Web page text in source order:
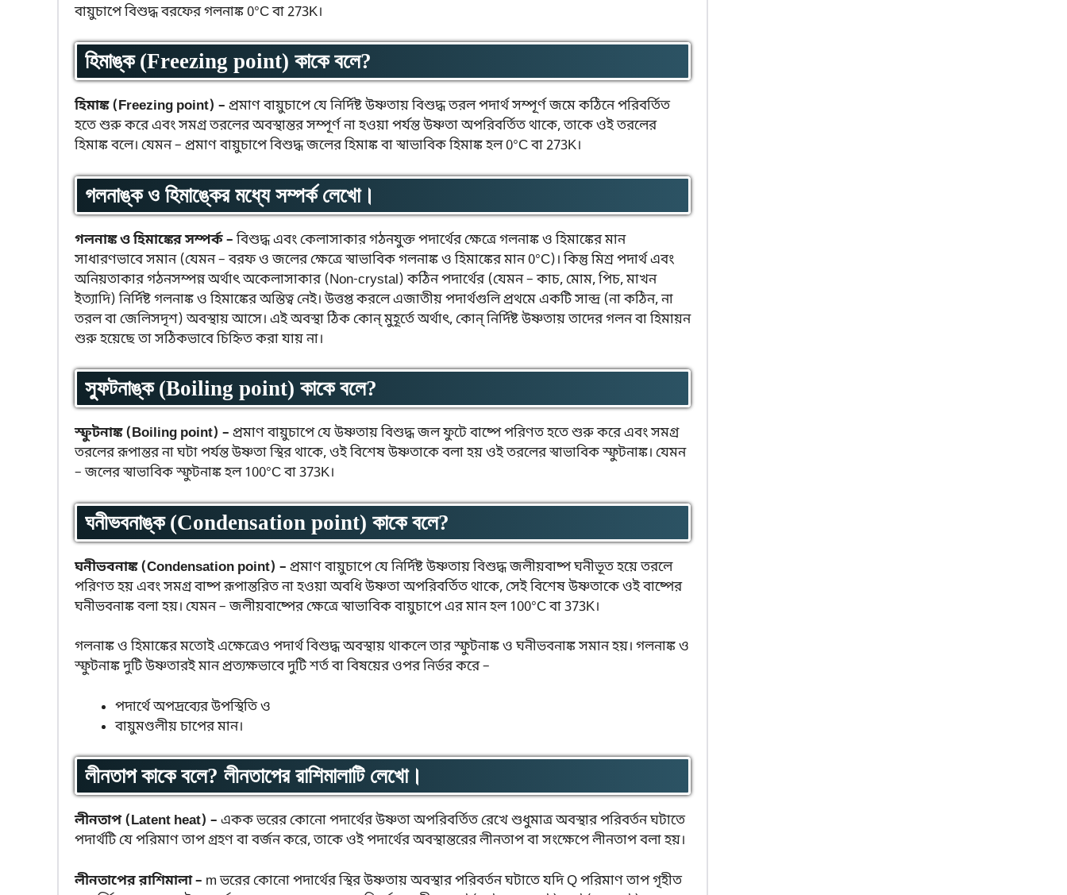
বায়ুচাপে বিশুদ্ধ বরফের গলনাঙ্ক 0°C বা 273K।
হিমাঙ্ক (Freezing point) কাকে বলে?
হিমাঙ্ক (Freezing point) – প্রমাণ বায়ুচাপে যে নির্দিষ্ট উষ্ণতায় বিশুদ্ধ তরল পদার্থ সম্পূর্ণ জমে কঠিনে পরিবর্তিত
হতে শুরু করে এবং সমগ্র তরলের অবস্থান্তর সম্পূর্ণ না হওয়া পর্যন্ত উষ্ণতা অপরিবর্তিত থাকে, তাকে ওই তরলের
হিমাঙ্ক বলে। যেমন – প্রমাণ বায়ুচাপে বিশুদ্ধ জলের হিমাঙ্ক বা স্বাভাবিক হিমাঙ্ক হল 0°C বা 273K।
গলনাঙ্ক ও হিমাঙ্কের মধ্যে সম্পর্ক লেখো।
গলনাঙ্ক ও হিমাঙ্কের সম্পর্ক –বিশুদ্ধ এবং কেলাসাকার গঠনযুক্ত পদার্থের ক্ষেত্রে গলনাঙ্ক ও হিমাঙ্কের মান
সাধারণভাবে সমান (যেমন – বরফ ও জলের ক্ষেত্রে স্বাভাবিক গলনাঙ্ক ও হিমাঙ্কের মান 0°C)। কিন্তু মিশ্র পদার্থ এবং
অনিয়তাকার গঠনসম্পন্ন অর্থাৎ অকেলাসাকার (Non-crystal) কঠিন পদার্থের (যেমন – কাচ, মোম, পিচ, মাখন
ইত্যাদি) নির্দিষ্ট গলনাঙ্ক ও হিমাঙ্কের অস্তিত্ব নেই। উত্তপ্ত করলে এজাতীয় পদার্থগুলি প্রথমে একটি সান্দ্র (না কঠিন, না
তরল বা জেলিসদৃশ) অবস্থায় আসে। এই অবস্থা ঠিক কোন্ মুহূর্তে অর্থাৎ, কোন্ নির্দিষ্ট উষ্ণতায় তাদের গলন বা হিমায়ন
শুরু হয়েছে তা সঠিকভাবে চিহ্নিত করা যায় না।
স্ফুটনাঙ্ক (Boiling point) কাকে বলে?
স্ফুটনাঙ্ক (Boiling point) – প্রমাণ বায়ুচাপে যে উষ্ণতায় বিশুদ্ধ জল ফুটে বাষ্পে পরিণত হতে শুরু করে এবং সমগ্র
তরলের রূপান্তর না ঘটা পর্যন্ত উষ্ণতা স্থির থাকে, ওই বিশেষ উষ্ণতাকে বলা হয় ওই তরলের স্বাভাবিক স্ফুটনাঙ্ক। যেমন
– জলের স্বাভাবিক স্ফুটনাঙ্ক হল 100°C বা 373K।
ঘনীভবনাঙ্ক (Condensation point) কাকে বলে?
ঘনীভবনাঙ্ক (Condensation point) – প্রমাণ বায়ুচাপে যে নির্দিষ্ট উষ্ণতায় বিশুদ্ধ জলীয়বাষ্প ঘনীভূত হয়ে তরলে
পরিণত হয় এবং সমগ্র বাষ্প রূপান্তরিত না হওয়া অবধি উষ্ণতা অপরিবর্তিত থাকে, সেই বিশেষ উষ্ণতাকে ওই বাষ্পের
ঘনীভবনাঙ্ক বলা হয়। যেমন – জলীয়বাষ্পের ক্ষেত্রে স্বাভাবিক বায়ুচাপে এর মান হল 100°C বা 373K।
গলনাঙ্ক ও হিমাঙ্কের মতোই এক্ষেত্রেও পদার্থ বিশুদ্ধ অবস্থায় থাকলে তার স্ফুটনাঙ্ক ও ঘনীভবনাঙ্ক সমান হয়। গলনাঙ্ক ও
স্ফুটনাঙ্ক দুটি উষ্ণতারই মান প্রত্যক্ষভাবে দুটি শর্ত বা বিষয়ের ওপর নির্ভর করে –
পদার্থে অপদ্রব্যের উপস্থিতি ও
বায়ুমণ্ডলীয় চাপের মান।
লীনতাপ কাকে বলে? লীনতাপের রাশিমালাটি লেখো।
লীনতাপ (Latent heat) – একক ভরের কোনো পদার্থের উষ্ণতা অপরিবর্তিত রেখে শুধুমাত্র অবস্থার পরিবর্তন ঘটাতে
পদার্থটি যে পরিমাণ তাপ গ্রহণ বা বর্জন করে, তাকে ওই পদার্থের অবস্থান্তরের লীনতাপ বা সংক্ষেপে লীনতাপ বলা হয়।
লীনতাপের রাশিমালা – m ভরের কোনো পদার্থের স্থির উষ্ণতায় অবস্থার পরিবর্তন ঘটাতে যদি Q পরিমাণ তাপ গৃহীত